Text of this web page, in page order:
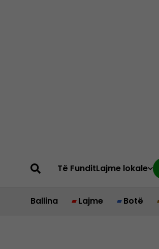
Të FunditLajme lokale
Ballina Lajme Botë